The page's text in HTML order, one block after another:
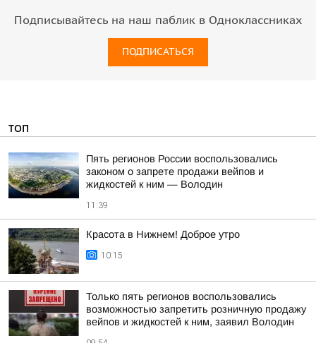
Подписывайтесь на наш паблик в Одноклассниках
ПОДПИСАТЬСЯ
ТОП
Пять регионов России воспользовались
законом о запрете продажи вейпов и
жидкостей к ним — Володин
11:39
Красота в Нижнем! Доброе утро
10:15
Только пять регионов воспользовались
возможностью запретить розничную продажу
вейпов и жидкостей к ним, заявил Володин